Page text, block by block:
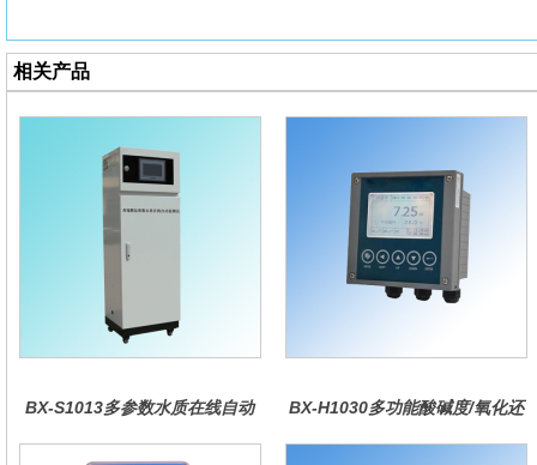
相关产品
BX-S1013多参数水质在线自动
BX-H1030多功能酸碱度/氧化还